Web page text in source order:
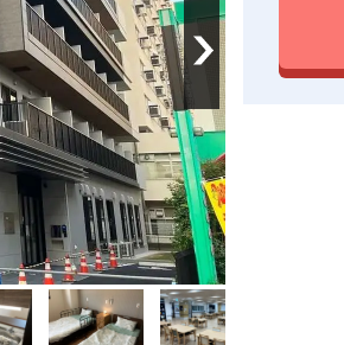
Next